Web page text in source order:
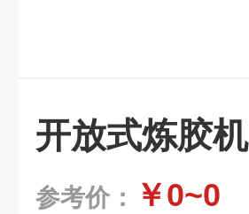
开放式炼胶机
参考价： ￥0~0